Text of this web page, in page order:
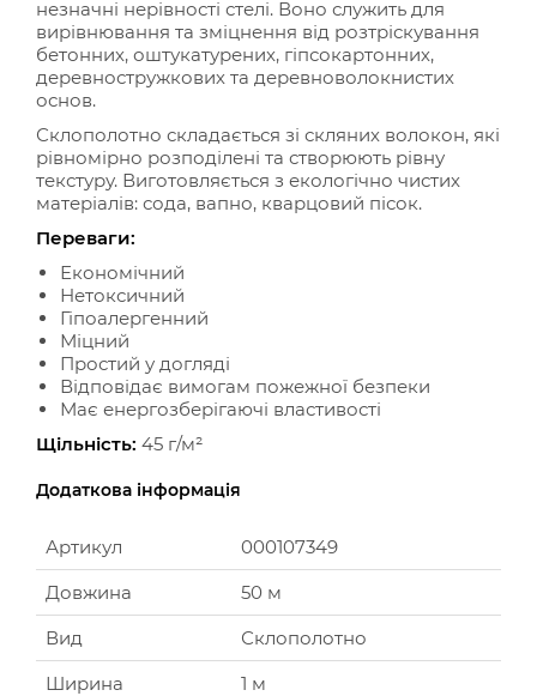
незначні нерівності стелі. Воно служить для
вирівнювання та зміцнення від розтріскування
бетонних, оштукатурених, гіпсокартонних,
деревностружкових та деревноволокнистих
основ.
Склополотно складається зі скляних волокон, які
рівномірно розподілені та створюють рівну
текстуру. Виготовляється з екологічно чистих
матеріалів: сода, вапно, кварцовий пісок.
Переваги:
Економічний
Нетоксичний
Гіпоалергенний
Міцний
Простий у догляді
Відповідає вимогам пожежної безпеки
Має енергозберігаючі властивості
Щільність: 45 г/м²
Додаткова інформація
Артикул
000107349
Довжина
50 м
Вид
Склополотно
Ширина
1 м